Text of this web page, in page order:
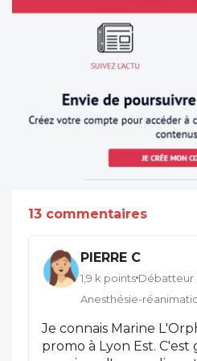
13 commentaires
PIERRE C
1,9 k points Débatteur
Anesthésie-
Je connais Marine
promo à Lyon Est. C'est grave de lâcher ça